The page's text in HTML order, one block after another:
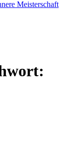
Meisterschaft